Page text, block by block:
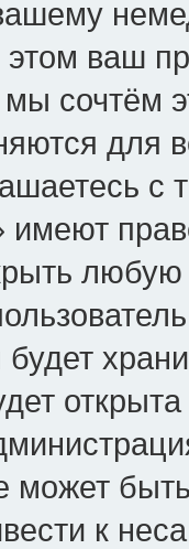
ваш
мы сочтём
для
к